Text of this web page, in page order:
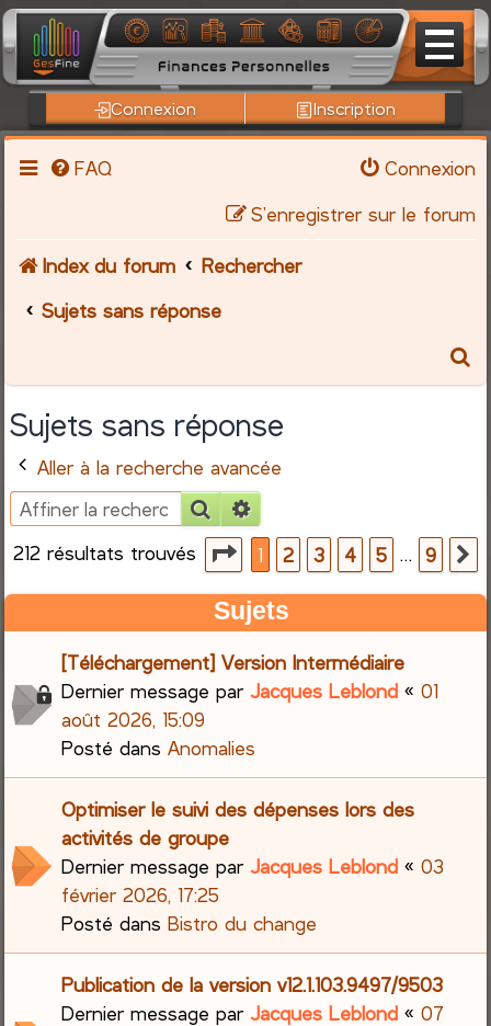
Connexion Inscription
FAQ
Connexion
S’enregistrer sur le forum
Index du forum
Rechercher
Sujets sans réponse
e
r
Sujets sans réponse
Aller à la recherche avancée
Rechercher
212 résultats trouvés
Page1sur
1 2 3 4 5 … 9
Sujets
[Téléchargement] Version Intermédiaire
Dernier message parJacques Leblond «01
août 2026, 15:09
Posté dansAnomalies
Optimiser le suivi des dépenses lors des
activités de groupe
Dernier message parJacques Leblond «03
février 2026, 17:25
Posté dansBistro du change
Publication de la version v12.1.103.9497/9503
Dernier message parJacques Leblond «07